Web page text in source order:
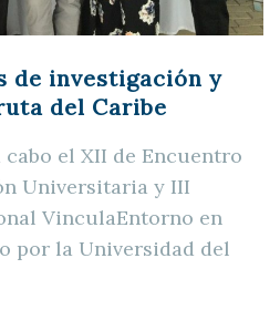
de investigación y
del Caribe
el XII de Encuentro
Universitaria y III
VinculaEntorno en
por la Universidad del